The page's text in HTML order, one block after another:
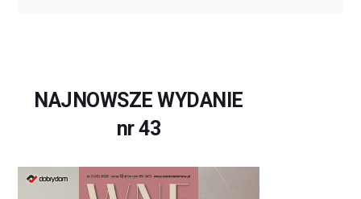
NAJNOWSZE WYDANIE
nr 43